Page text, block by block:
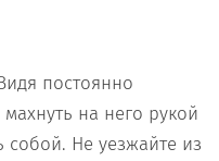
постоянно
на него рукой
собой. Не уезжайте из